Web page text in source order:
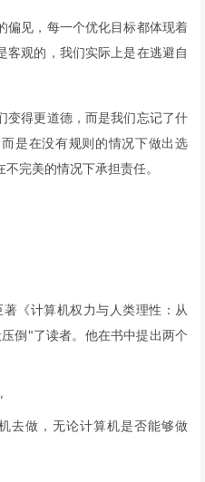
偏见，每一个优化目标都体现着
客观的，我们实际上是在逃避自
变得更道德，而是我们忘记了什
是在没有规则的情况下做出选
完美的情况下承担责任。
《计算机权力与人类理性：从
倒"了读者。他在书中提出两个
去做，无论计算机是否能够做